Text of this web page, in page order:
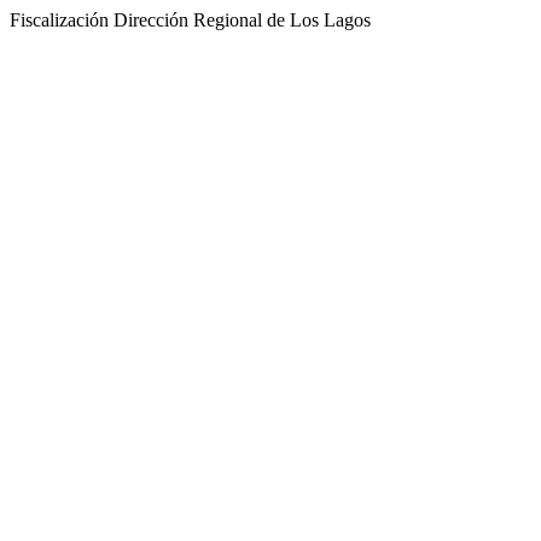
Fiscalización Dirección Regional de Los Lagos